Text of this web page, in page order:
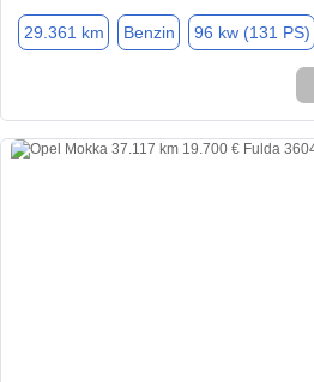
29.361 km Benzin 96 kw (131 PS)